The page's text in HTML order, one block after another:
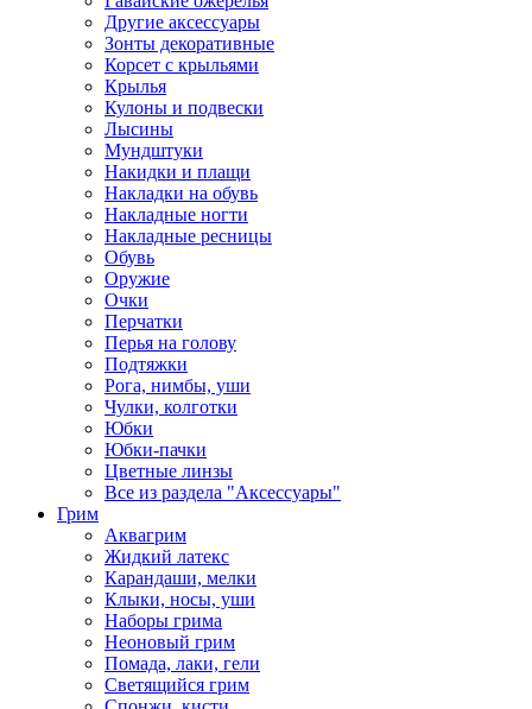
Другие аксессуары
Зонты декоративные
Корсет с крыльями
Крылья
Кулоны и подвески
Лысины
Мундштуки
Накидки и плащи
Накладки на обувь
Накладные ногти
Накладные ресницы
Обувь
Оружие
Очки
Перчатки
Перья на голову
Подтяжки
Рога, нимбы, уши
Чулки, колготки
Юбки
Юбки-пачки
Цветные линзы
Все из раздела "Аксессуары"
Грим
Аквагрим
Жидкий латекс
Карандаши, мелки
Клыки, носы, уши
Наборы грима
Неоновый грим
Помада, лаки, гели
Светящийся грим